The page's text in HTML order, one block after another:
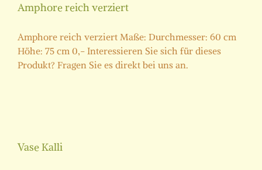
Amphore reich verziert
Amphore reich verziert Maße: Durchmesser: 60 cm
Höhe: 75 cm 0,- Interessieren Sie sich für dieses
Produkt? Fragen Sie es direkt bei uns an.
Vase Kalli